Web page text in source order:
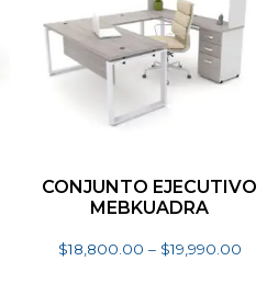
CONJUNTO EJECUTIVO
MEBKUADRA
$18,800.00 – $19,990.00